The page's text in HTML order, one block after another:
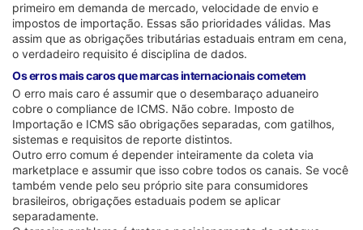
primeiro em demanda de mercado, velocidade de envio e
impostos de importação. Essas são prioridades válidas. Mas
assim que as obrigações tributárias estaduais entram em cena,
o verdadeiro requisito é disciplina de dados.
Os erros mais caros que marcas internacionais cometem
O erro mais caro é assumir que o desembaraço aduaneiro
cobre o compliance de ICMS. Não cobre. Imposto de
Importação e ICMS são obrigações separadas, com gatilhos,
sistemas e requisitos de reporte distintos.
Outro erro comum é depender inteiramente da coleta via
marketplace e assumir que isso cobre todos os canais. Se você
também vende pelo seu próprio site para consumidores
brasileiros, obrigações estaduais podem se aplicar
separadamente.